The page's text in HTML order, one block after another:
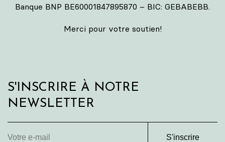
Banque BNP BE60001847895870 – BIC: GEBABEBB.
Merci pour votre soutien!
S'INSCRIRE À NOTRE
NEWSLETTER
S'inscrire